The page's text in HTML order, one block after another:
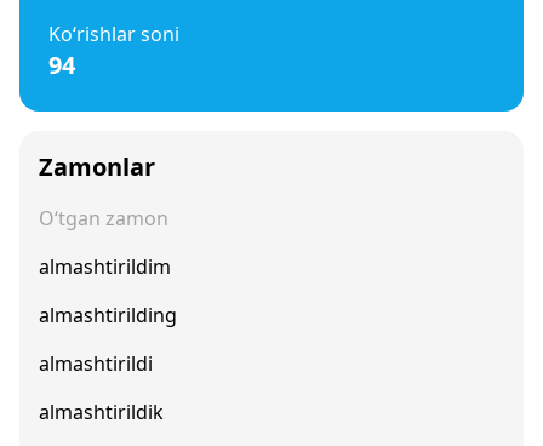
Ko‘rishlar soni
94
Zamonlar
O‘tgan zamon
almashtirildim
almashtirilding
almashtirildi
almashtirildik